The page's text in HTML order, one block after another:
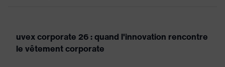
uvex corporate 26 : quand l'innovation rencontre
le vêtement corporate